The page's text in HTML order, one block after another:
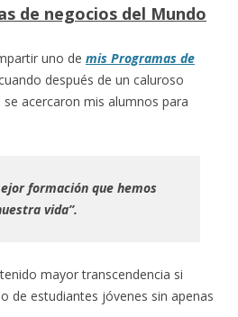
de negocios del Mundo
uno de mis Programas de
después de un caluroso
acercaron mis alumnos para
formación que hemos
vida”.
mayor transcendencia si
de estudiantes jóvenes sin apenas